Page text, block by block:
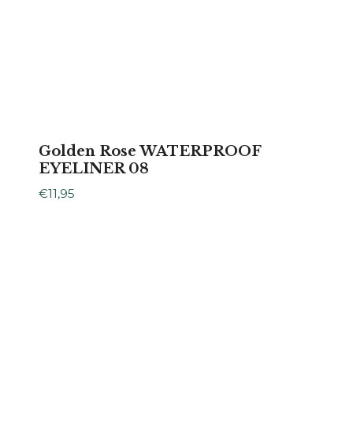
Golden Rose WATERPROOF
EYELINER 08
€11,95